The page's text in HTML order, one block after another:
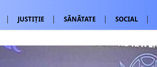
JUSTIȚIE SĂNĂTATE SOCIAL